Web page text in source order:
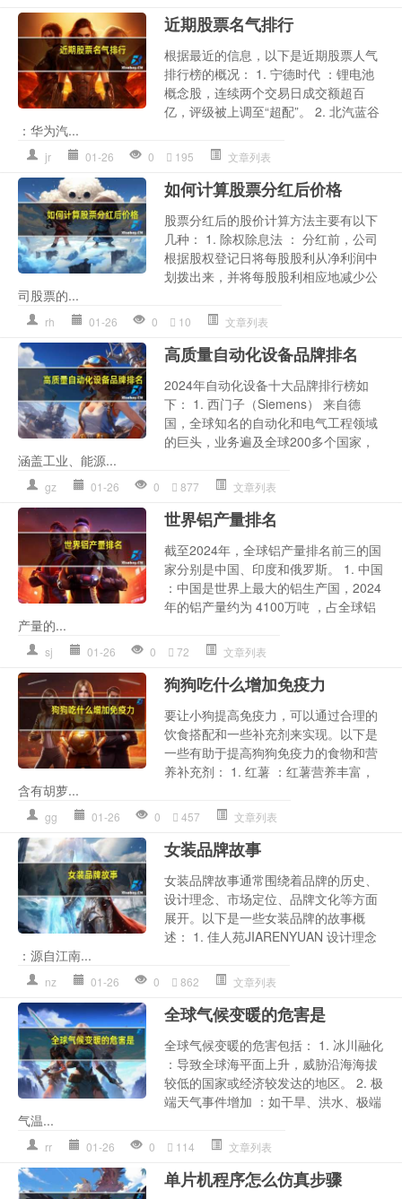
近期股票名气排行
根据最近的信息，以下是近期股票人气
排行榜的概况： 1. 宁德时代 ：锂电池
概念股，连续两个交易日成交额超百
亿，评级被上调至“超配”。 2. 北汽蓝谷
：华为汽...
jr 01-26 0 195 文章列表
如何计算股票分红后价格
股票分红后的股价计算方法主要有以下
几种： 1. 除权除息法 ： 分红前，公司
根据股权登记日将每股股利从净利润中
划拨出来，并将每股股利相应地减少公
司股票的...
rh 01-26 0 10 文章列表
高质量自动化设备品牌排名
2024年自动化设备十大品牌排行榜如
下： 1. 西门子（Siemens） 来自德
国，全球知名的自动化和电气工程领域
的巨头，业务遍及全球200多个国家，
涵盖工业、能源...
gz 01-26 0 877 文章列表
世界铝产量排名
截至2024年，全球铝产量排名前三的国
家分别是中国、印度和俄罗斯。 1. 中国
：中国是世界上最大的铝生产国，2024
年的铝产量约为 4100万吨 ，占全球铝
产量的...
sj 01-26 0 72 文章列表
狗狗吃什么增加免疫力
要让小狗提高免疫力，可以通过合理的
饮食搭配和一些补充剂来实现。以下是
一些有助于提高狗狗免疫力的食物和营
养补充剂： 1. 红薯 ：红薯营养丰富，
含有胡萝...
gg 01-26 0 457 文章列表
女装品牌故事
女装品牌故事通常围绕着品牌的历史、
设计理念、市场定位、品牌文化等方面
展开。以下是一些女装品牌的故事概
述： 1. 佳人苑JIARENYUAN 设计理念
：源自江南...
nz 01-26 0 862 文章列表
全球气候变暖的危害是
全球气候变暖的危害包括： 1. 冰川融化
：导致全球海平面上升，威胁沿海海拔
较低的国家或经济较发达的地区。 2. 极
端天气事件增加 ：如干旱、洪水、极端
气温...
rr 01-26 0 114 文章列表
单片机程序怎么仿真步骤